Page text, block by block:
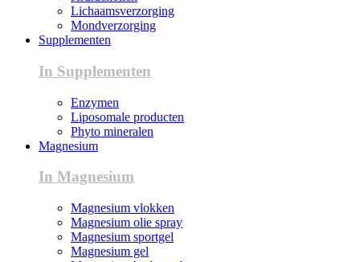
Lichaamsverzorging
Mondverzorging
Supplementen
In Supplementen
Enzymen
Liposomale producten
Phyto mineralen
Magnesium
In Magnesium
Magnesium vlokken
Magnesium olie spray
Magnesium sportgel
Magnesium gel